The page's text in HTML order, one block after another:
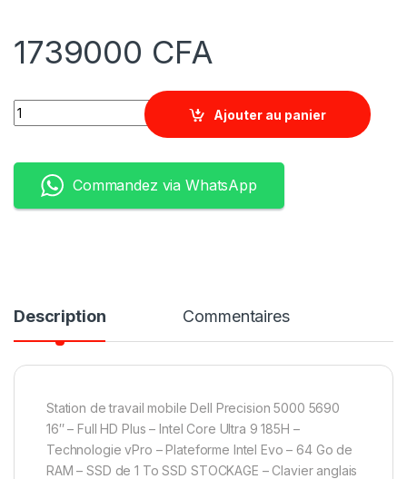
1739000 CFA
Quantity
Ajouter au panier
Commandez via WhatsApp
Description Commentaires
Station de travail mobile Dell Precision 5000 5690
16″ – Full HD Plus – Intel Core Ultra 9 185H –
Technologie vPro – Plateforme Intel Evo – 64 Go de
RAM – SSD de 1 To SSD STOCKAGE – Clavier anglais